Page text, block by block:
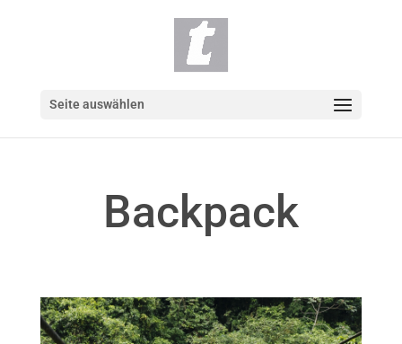
Seite auswählen
Backpack